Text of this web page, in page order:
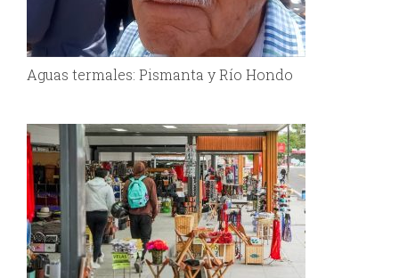
Aguas termales: Pismanta y Río Hondo